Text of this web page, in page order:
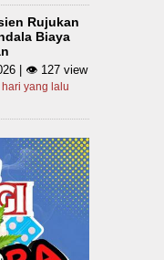
Rujukan
Biaya
| 👁 127 view
yang lalu